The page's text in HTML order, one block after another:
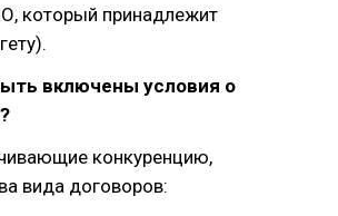
который принадлежит
включены условия о
конкуренцию,
вида договоров: